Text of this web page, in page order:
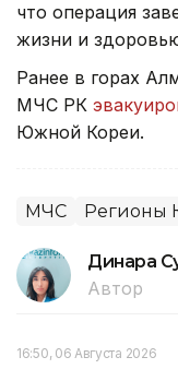
что операция
жизни и
Ранее в горах
МЧС РК
Южной Кореи.
МЧС Регионы
Динара
Автор
16:50, 06 Августа 2026